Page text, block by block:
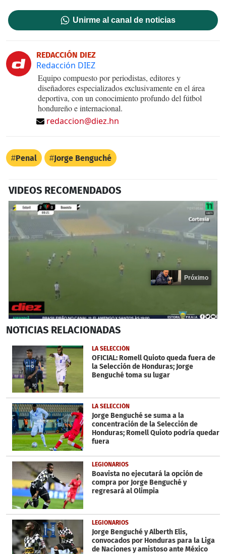
Unirme al canal de noticias
REDACCIÓN DIEZ
Redacción DIEZ
Equipo compuesto por periodistas, editores y
diseñadores especializados exclusivamente en el área
deportiva, con un conocimiento profundo del fútbol
hondureño e internacional.
redaccion@diez.hn
Penal Jorge Benguché
VIDEOS RECOMENDADOS
seconds
18
seconds
Próximo
NOTICIAS RELACIONADAS
LA SELECCIÓN
OFICIAL: Romell Quioto queda fuera de
la Selección de Honduras; Jorge
Benguché toma su lugar
LA SELECCIÓN
Jorge Benguché se suma a la
concentración de la Selección de
Honduras; Romell Quioto podría quedar
fuera
LEGIONARIOS
Boavista no ejecutará la opción de
compra por Jorge Benguché y
regresará al Olimpia
LEGIONARIOS
Jorge Benguché y Alberth Elis,
convocados por Honduras para la Liga
de Naciones y amistoso ante México